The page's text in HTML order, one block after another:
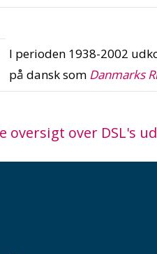
I perioden 1938-2002
på dansk som Danmarks
oversigt over DSL's